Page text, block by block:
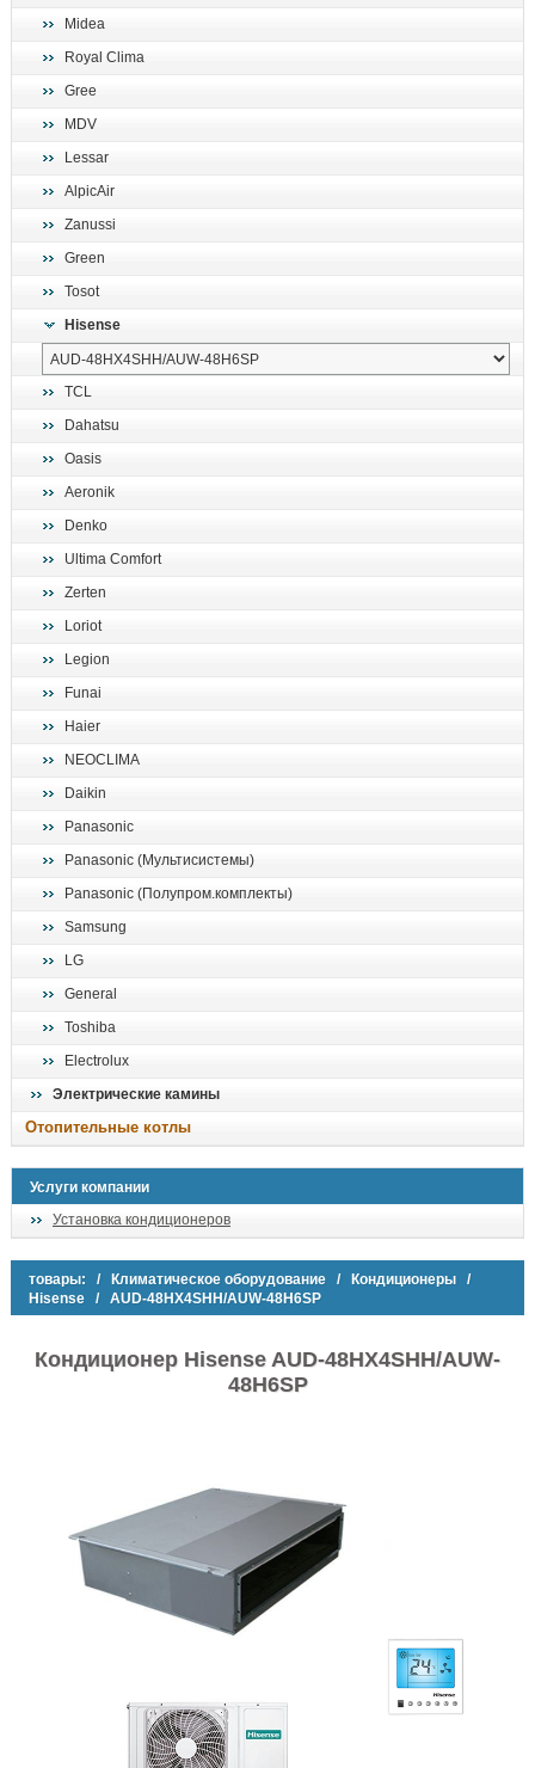
Midea
Royal Clima
Gree
MDV
Lessar
AlpicAir
Zanussi
Green
Tosot
Hisense
TCL
Dahatsu
Oasis
Aeronik
Denko
Ultima Comfort
Zerten
Loriot
Legion
Funai
Haier
NEOCLIMA
Daikin
Panasonic
Panasonic (Мультисистемы)
Panasonic (Полупром.комплекты)
Samsung
LG
General
Toshiba
Electrolux
Электрические камины
Отопительные котлы
Услуги компании
Установка кондиционеров
товары: / Климатическое оборудование / Кондиционеры /
Hisense / AUD-48HX4SHH/AUW-48H6SP
Кондиционер Hisense AUD-48HX4SHH/AUW-
48H6SP